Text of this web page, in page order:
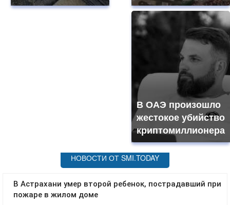
В ОАЭ произошло
жестокое убийство
криптомиллионера